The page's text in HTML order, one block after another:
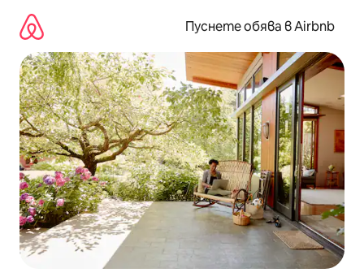
съдържанието
Пуснете обява в Airbnb